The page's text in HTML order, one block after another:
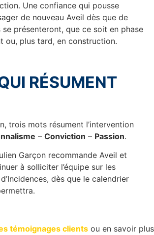
Une confiance qui pousse
de nouveau Aveil dès que de
se présenteront, que ce soit en phase
ou, plus tard, en construction.
RÉSUMENT
trois mots résument l’intervention
– Conviction – Passion.
Garçon recommande Aveil et
à solliciter l’équipe sur les
dès que le calendrier
témoignages clients ou en savoir plus